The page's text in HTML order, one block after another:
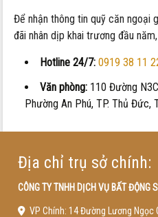
Để nhận thông tin quỹ căn ngoại
đãi nhân dịp khai trương đầu
Hotline 24/7: 0919 38 11
Văn phòng: 110 Đường
Phường An Phú, TP. Thủ Đức,
Địa chỉ trụ sở chính:
CÔNG TY TNHH DỊCH VỤ BẤT ĐỘNG
VP Chính: 14 Đường Lương Ngọc